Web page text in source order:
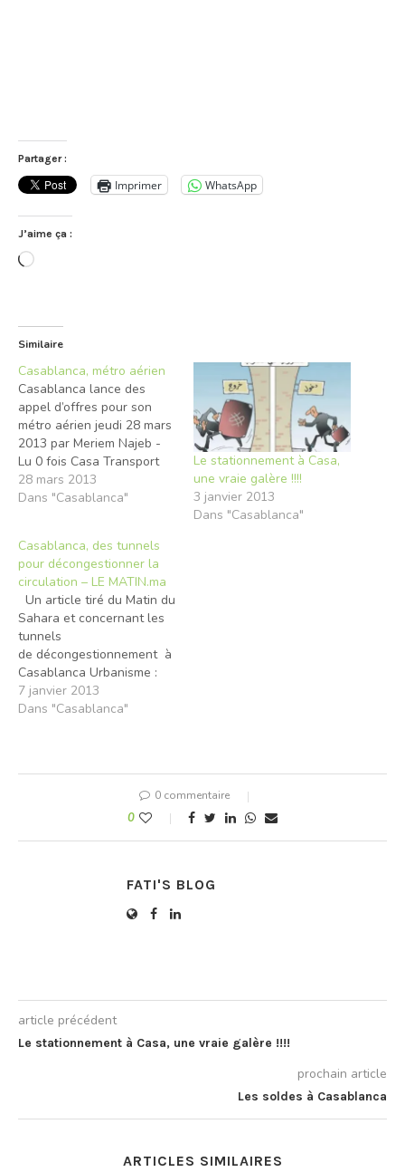
Partager :
Imprimer WhatsApp
J’aime ça :
Chargement…
Similaire
Casablanca, métro aérien
Casablanca lance des
appel d’offres pour son
métro aérien jeudi 28 mars
2013 par Meriem Najeb -
Lu 0 fois Casa Transport
vient de lancer deux
appels d’offres relatifs à la
et géotechniques du projet
du métro aérien de
Casablanca, apprend-on
de source médiatique
(l’Economiste).…
28 mars 2013
Dans "Casablanca"
Le stationnement à Casa,
une vraie galère !!!!
3 janvier 2013
Dans "Casablanca"
Casablanca, des tunnels
pour décongestionner la
circulation – LE MATIN.ma
Un article tiré du Matin du
Sahara et concernant les
tunnels
de décongestionnement à
Casablanca Urbanisme :
Des tunnels pour
décongestionner la
7 janvier 2013
Dans "Casablanca"
0 commentaire
0
FATI'S BLOG
article précédent
Le stationnement à Casa, une vraie galère !!!!
prochain article
Les soldes à Casablanca
ARTICLES SIMILAIRES